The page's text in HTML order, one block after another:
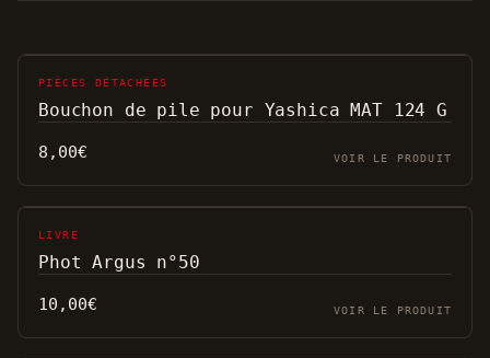
PIÈCES DÉTACHÉES
Bouchon de pile pour Yashica MAT 124 G
8,00€ VOIR LE PRODUIT
LIVRE
Phot Argus n°50
10,00€ VOIR LE PRODUIT